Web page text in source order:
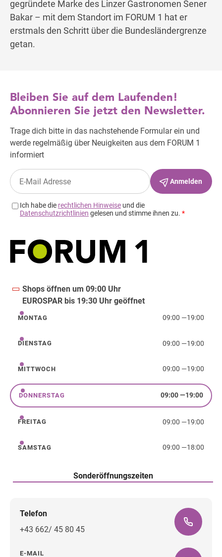
gegründete Marke des Linzer Gastronomen Sener
Bakar – mit dem Standort im FORUM 1 hat er
erstmals den Schritt über die Bundesländergrenze
getan.
Shops öffnen um 09:00 Uhr
EUROSPAR bis 19:30 Uhr geöffnet
Montag
MONTAG 09:00 —19:00
Dienstag
DIENSTAG 09:00 —19:00
Mittwoch
MITTWOCH 09:00 —19:00
Donnerstag
DONNERSTAG 09:00—19:00
Freitag
FREITAG 09:00 —19:00
Samstag
SAMSTAG 09:00 —18:00
Sonderöffnungszeiten
Telefon
+43 662/ 45 80 45
E-MAIL